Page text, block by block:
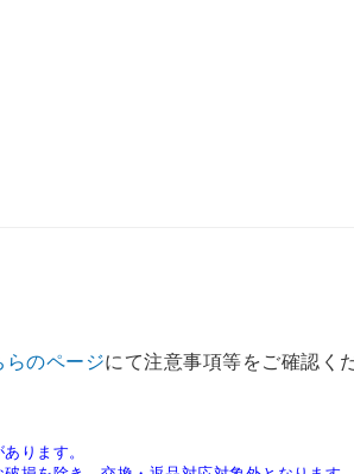
らのページにて注意事項等をご確認く
ります。